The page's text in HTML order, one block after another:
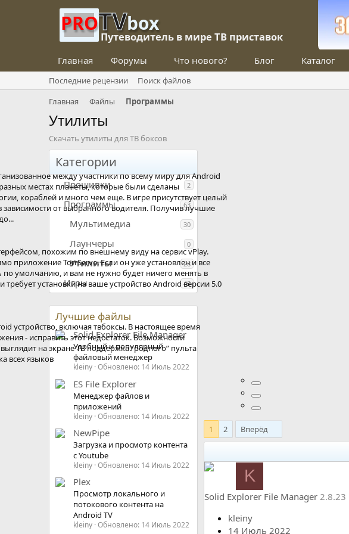
PROTVbox
Путеводитель в мире ТВ приставок
Главная Форумы Что нового? Блог Каталог
Последние рецензии
Поиск файлов
Главная
Файлы Программы
Утилиты
Скачать утилиты для ТВ боксов
Категории
Прошивки 2
Программы 63
Мультимедиа 30
Лаунчеры 0
Утилиты 28
Игры 45
Лучшие файлы
Solid Explorer File Manager
Удобный и популярный
файловый менеджер
kleiny Обновлено: 14 Июль 2022
ES File Explorer
Менеджер файлов и
приложений
kleiny Обновлено: 14 Июль 2022
NewPipe
Загрузка и просмотр контента
с Youtube
kleiny Обновлено: 14 Июль 2022
Plex
Просмотр локального и
потокового контента на
Android TV
kleiny Обновлено: 14 Июль 2022
между участники по всему миру для Android
местах планеты, которые были сделаны
кораблей и много чем еще. В игре присутствует целый
от выбранного водителя. Получив лучшие
похожим по внешнему виду на сервис vPlay.
приложение TorrServe. Если он уже установлен и все
по умолчанию, и вам не нужно будет ничего менять в
установки на ваше устройство Android версии 5.0
устройство, включая твбоксы. В настоящее время
- исправить этот недостаток. Возможности
на экране ТВ поддержка “родного” пульта
всех языков
1 2 Вперёд
K
Solid Explorer File Manager 2.8.23
kleiny
14 Июль 2022